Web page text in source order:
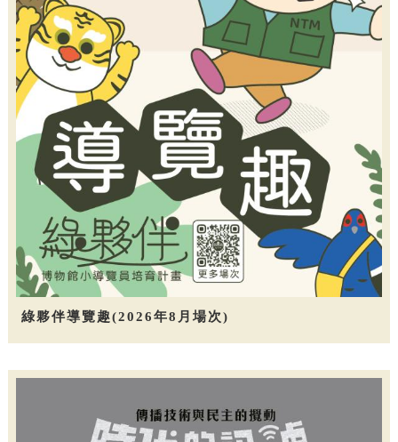
綠夥伴導覽趣(2026年8月場次)